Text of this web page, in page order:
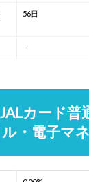
56日
-
カード普
・電子マ